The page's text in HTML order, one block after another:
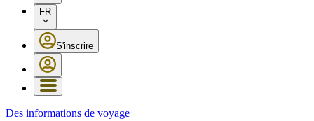
FR
S'inscrire
Des informations de voyage